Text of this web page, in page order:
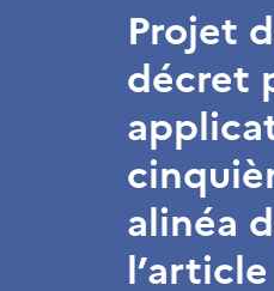
Projet
décret
alinéa